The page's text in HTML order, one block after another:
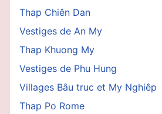
Thap Chiên Dan
Vestiges de An My
Thap Khuong My
Vestiges de Phu Hung
Villages Bâu truc et My Nghiêp
Thap Po Rome